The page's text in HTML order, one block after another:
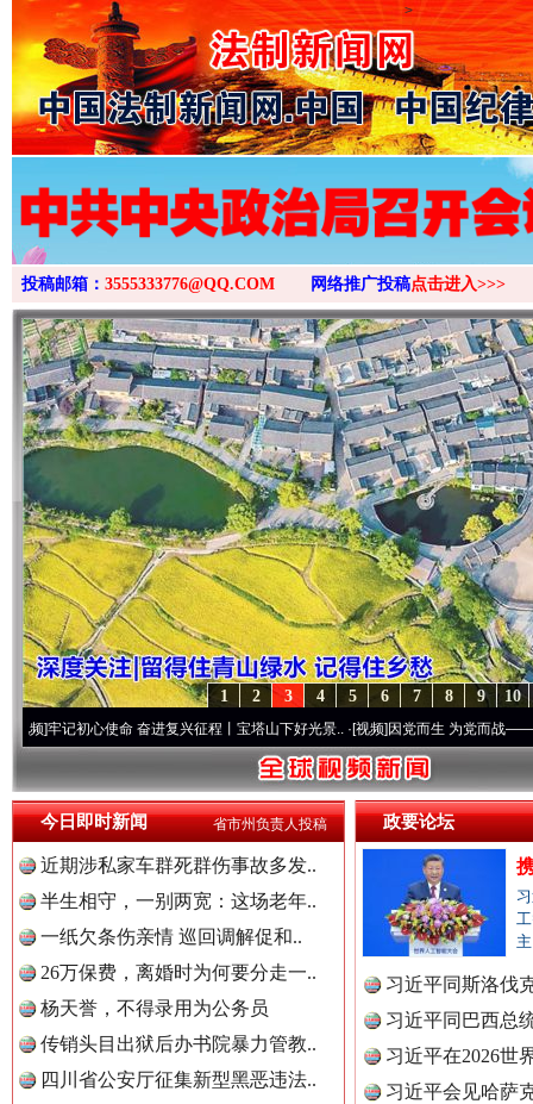
>
投稿邮箱： 3555333776@QQ.COM 网络推广投稿点击进入>>>
10
9
8
7
6
5
4
3
2
1
心使命 奋进复兴征程丨宝塔山下好光景..·[视频]因党而生 为党而战——百年“纪”事⑧
今日即时新闻
近期涉私家车群死群伤事故多发..
半生相守，一别两宽：这场老年..
一纸欠条伤亲情 巡回调解促和..
26万保费，离婚时为何要分走一..
杨天誉，不得录用为公务员
传销头目出狱后办书院暴力管教..
四川省公安厅征集新型黑恶违法..
省市州负责人投稿 政要论坛
习近平同斯洛伐
习近平同巴西总
习近平在2026世
理高级..
习近平会见哈萨
“后车司机肯定在骂我” 全民健